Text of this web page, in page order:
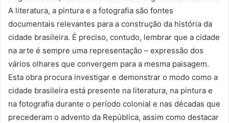
A literatura, a pintura e a fotografia são fontes
documentais relevantes para a construção da história da
cidade brasileira. É preciso, contudo, lembrar que a cidade
na arte é sempre uma representação – expressão dos
vários olhares que convergem para a mesma paisagem.
Esta obra procura investigar e demonstrar o modo como a
cidade brasileira está presente na literatura, na pintura e
na fotografia durante o período colonial e nas décadas que
precederam o advento da República, assim como destacar